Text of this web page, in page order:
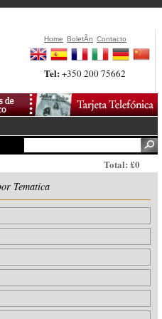
Home BoletÃ­n Contacto
Tel:+350 200 75662
Total: £0
Tematica